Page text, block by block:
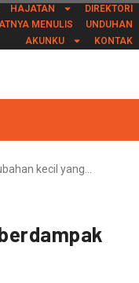
HAJATAN
DIREKTORI
MENULIS
UNDUHAN
AKUNKU
KONTAK
kecil yang…